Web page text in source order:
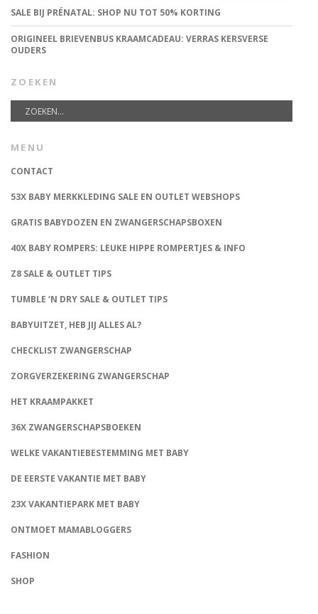
SALE BIJ PRÉNATAL: SHOP NU TOT 50% KORTING
ORIGINEEL BRIEVENBUS KRAAMCADEAU: VERRAS KERSVERSE
OUDERS
ZOEKEN
MENU
CONTACT
53X BABY MERKKLEDING SALE EN OUTLET WEBSHOPS
GRATIS BABYDOZEN EN ZWANGERSCHAPSBOXEN
40X BABY ROMPERS: LEUKE HIPPE ROMPERTJES & INFO
Z8 SALE & OUTLET TIPS
TUMBLE ‘N DRY SALE & OUTLET TIPS
BABYUITZET, HEB JIJ ALLES AL?
CHECKLIST ZWANGERSCHAP
ZORGVERZEKERING ZWANGERSCHAP
HET KRAAMPAKKET
36X ZWANGERSCHAPSBOEKEN
WELKE VAKANTIEBESTEMMING MET BABY
DE EERSTE VAKANTIE MET BABY
23X VAKANTIEPARK MET BABY
ONTMOET MAMABLOGGERS
FASHION
SHOP